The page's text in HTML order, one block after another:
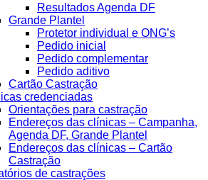
Resultados Agenda DF
Grande Plantel
Protetor individual e ONG’s
Pedido inicial
Pedido complementar
Pedido aditivo
Cartão Castração
credenciadas
Orientações para castração
Endereços das clínicas – Campanha,
Agenda DF, Grande Plantel
Endereços das clínicas – Cartão
Castração
de castrações